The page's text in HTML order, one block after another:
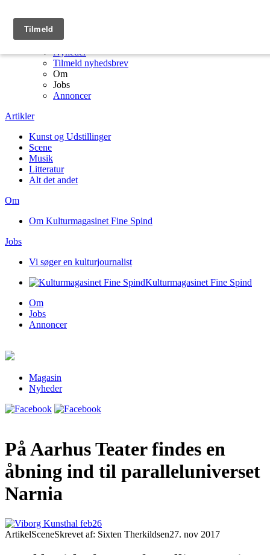
Artikler
Nyheder
Tilmeld nyhedsbrev
Om
Jobs
Annoncer
Artikler
Kunst og Udstillinger
Scene
Musik
Litteratur
Alt det andet
Om
Om Kulturmagasinet Fine Spind
Jobs
Vi søger en kulturjournalist
Kulturmagasinet Fine Spind
Om
Jobs
Annoncer
Magasin
Nyheder
På Aarhus Teater findes en
åbning ind til paralleluniverset
Narnia
ArtikelSceneSkrevet af: Sixten Therkildsen27. nov 2017